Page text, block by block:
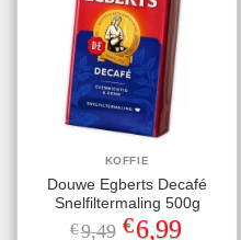
KOFFIE
Douwe Egberts Decafé
Snelfiltermaling 500g
€9,49 Oorspronkelijke
€6,99